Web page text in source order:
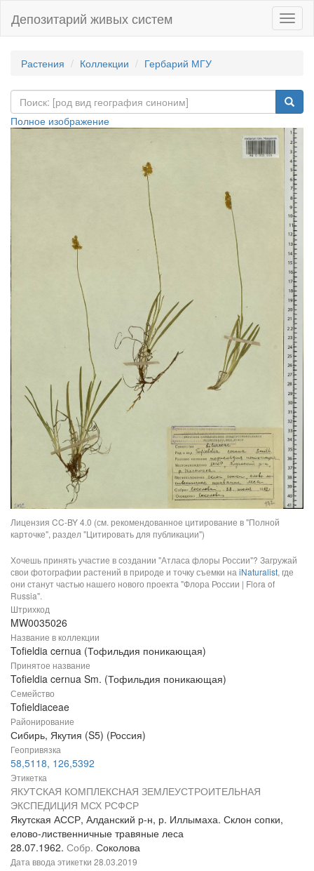
Депозитарий живых систем
Растения Коллекции Гербарий МГУ
Полное изображение
Лицензия CC-BY 4.0 (см. рекомендованное цитирование в "Полной
карточке", раздел "Цитировать для публикации")
Хочешь принять участие в создании "Атласа флоры России"? Загружай
свои фотографии растений в природе и точку съемки на iNaturalist, где
они станут частью нашего нового проекта "Флора России | Flora of
Russia".
Штрихкод
MW0035026
Название в коллекции
Tofieldia cernua (Тофильдия поникающая)
Принятое название
Tofieldia cernua Sm. (Тофильдия поникающая)
Семейство
Tofieldiaceae
Районирование
Сибирь, Якутия (S5) (Россия)
Геопривязка
58,5118, 126,5392
Этикетка
ЯКУТСКАЯ КОМПЛЕКСНАЯ ЗЕМЛЕУСТРОИТЕЛЬНАЯ
ЭКСПЕДИЦИЯ МСХ РСФСР
Якутская АССР, Алданский р-н, р. Иллымаха. Склон сопки,
елово-лиственничные травяные леса
28.07.1962. Собр. Соколова
Дата ввода этикетки 28.03.2019